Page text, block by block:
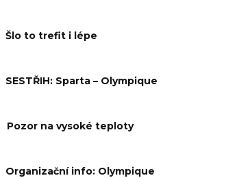
Šlo to trefit i lépe
SESTŘIH: Sparta – Olympique
Pozor na vysoké teploty
Organizační info: Olympique